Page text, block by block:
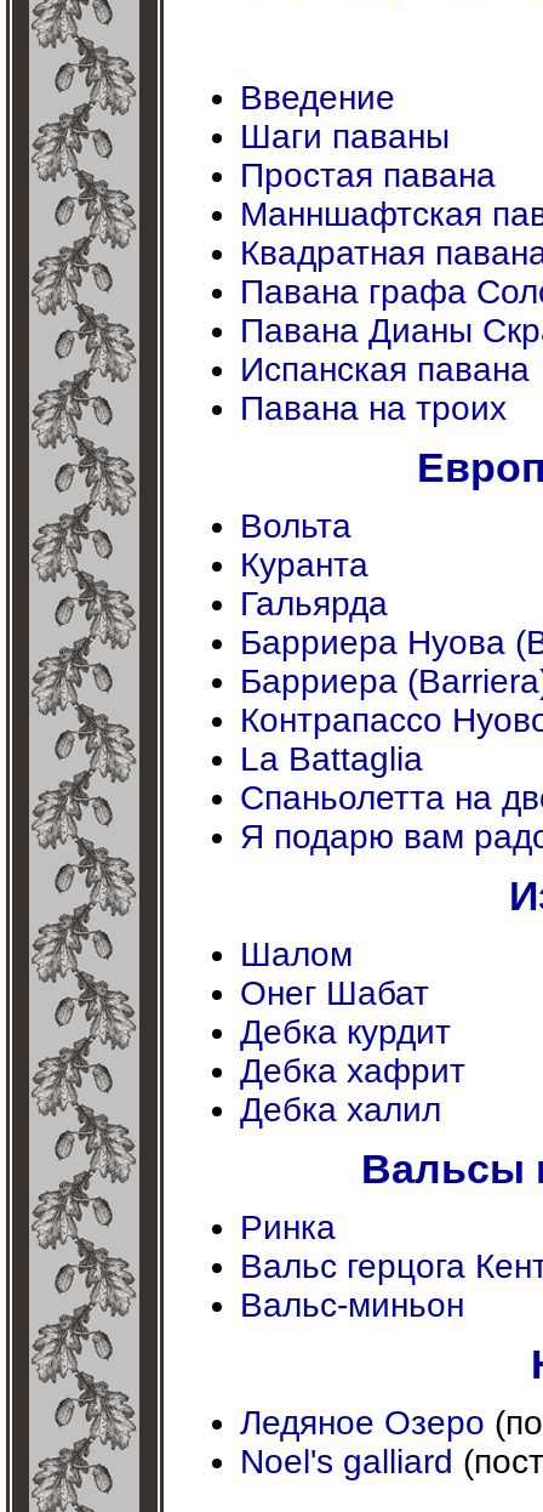
Введение
Шаги паваны
Простая павана
Манншафтская
Квадратная
Павана графа
Павана Дианы
Испанская павана
Павана на троих
Вольта
Куранта
Гальярда
Барриера Нуова
Барриера
Контрапассо
La Battaglia
Спаньолетта на
Я подарю вам
Шалом
Онег Шабат
Дебка курдит
Дебка хафрит
Дебка халил
Вальсы
Ринка
Вальс герцога
Вальс-миньон
Ледяное Озеро
Noel's galliard